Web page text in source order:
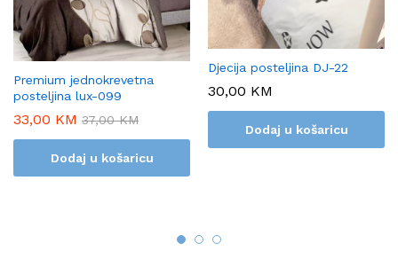
Premium jednokrevetna
posteljina lux-099
33,00 KM 37,00KM
Dodaj u košaricu
Djecija posteljina DJ-22
30,00 KM
Dodaj u košaricu